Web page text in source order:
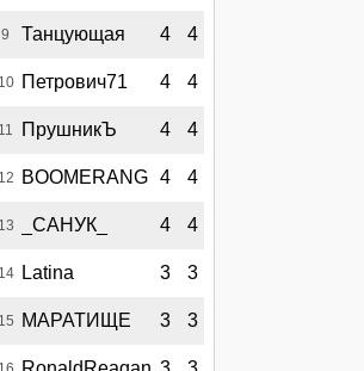
9 Танцующая 4 4
10 Петрович71 4 4
11 ПрушникЪ 4 4
12 BOOMERANG 4 4
13 _САНУК_ 4 4
14 Latina 3 3
15 МАРАТИЩЕ 3 3